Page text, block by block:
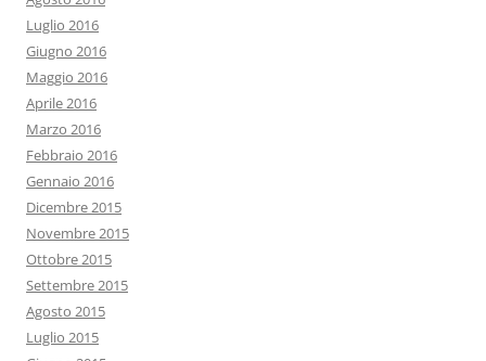
Luglio 2016
Giugno 2016
Maggio 2016
Aprile 2016
Marzo 2016
Febbraio 2016
Gennaio 2016
Dicembre 2015
Novembre 2015
Ottobre 2015
Settembre 2015
Agosto 2015
Luglio 2015